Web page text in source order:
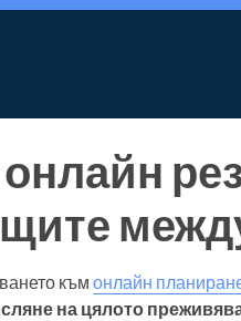
онлайн
къмонлайн
на цялото